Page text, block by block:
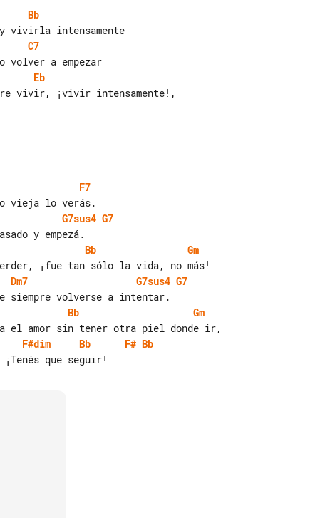
Bb
C7
Eb
F7
G7sus4 G7
Bb
Gm
Dm7 G7sus4 G7
Bb
Gm
F#dim Bb F# Bb